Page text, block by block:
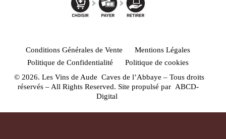
Conditions Générales de Vente
Mentions Légales
Politique de Confidentialité
Politique de cookies
© 2026. Les Vins de Aude Caves de l’Abbaye – Tous droits
réservés – All Rights Reserved. Site propulsé par ABCD-
Digital